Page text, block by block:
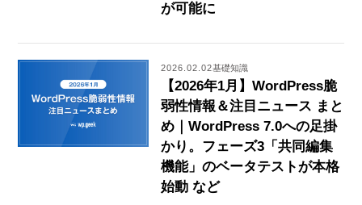
が可能に
2026.02.02基礎知識
【2026年1月】WordPress脆
弱性情報＆注目ニュース まと
め｜WordPress 7.0への足掛
かり。フェーズ3「共同編集
機能」のベータテストが本格
始動 など